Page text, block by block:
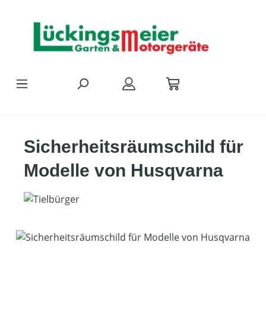
Sicherheitsräumschild für
Modelle von Husqvarna
Bildergalerie überspringen